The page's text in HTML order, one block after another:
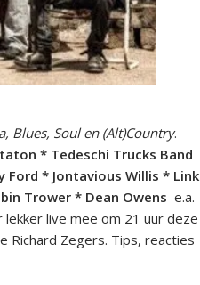
Blues, Soul en (Alt)Country.
* Tedeschi Trucks Band
Ford * Jontavious Willis * Link
Trower * Dean Owens e.a.
lekker live mee om 21 uur deze
Richard Zegers. Tips, reacties